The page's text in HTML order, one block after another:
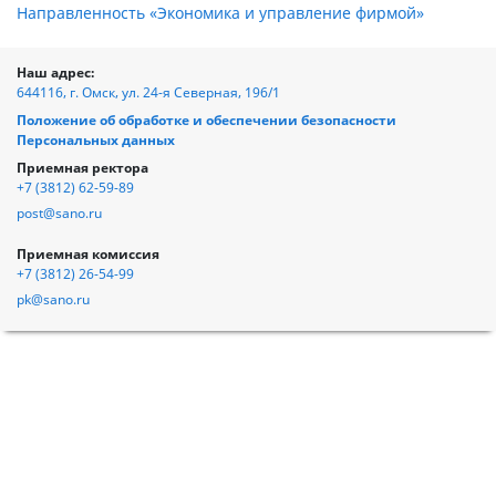
Направленность «Экономика и управление фирмой»
Наш адрес:
644116, г. Омск, ул. 24-я Северная, 196/1
Положение об обработке и обеспечении безопасности
Персональных данных
Приемная ректора
+7 (3812) 62-59-89
post@sano.ru
Приемная комиссия
+7 (3812) 26-54-99
pk@sano.ru